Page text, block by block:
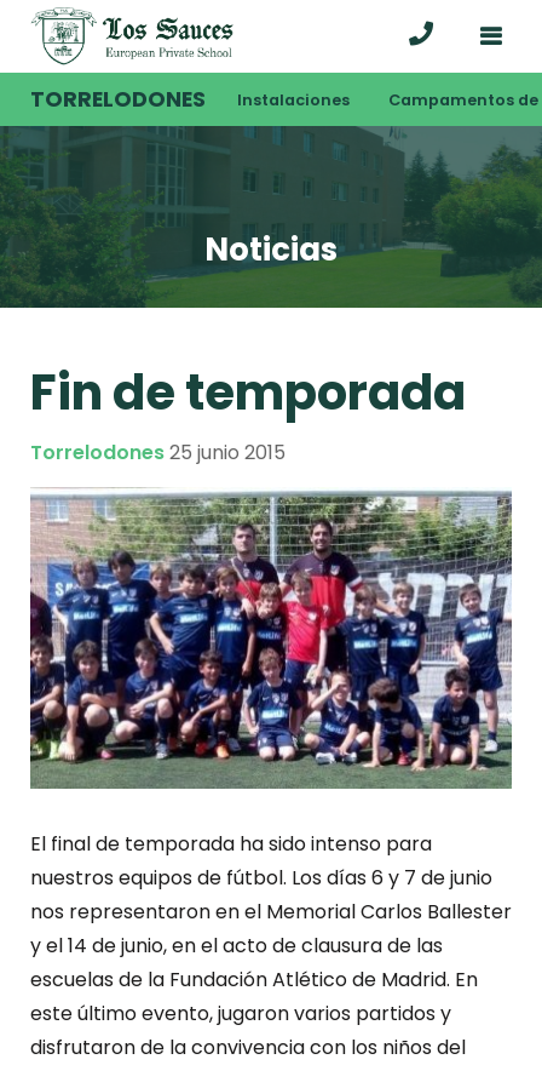
TORRELODONES Instalaciones Campamentos de
Noticias
Fin de temporada
Torrelodones25 junio 2015
El final de temporada ha sido intenso para
nuestros equipos de fútbol. Los días 6 y 7 de junio
nos representaron en el Memorial Carlos Ballester
y el 14 de junio, en el acto de clausura de las
escuelas de la Fundación Atlético de Madrid. En
este último evento, jugaron varios partidos y
disfrutaron de la convivencia con los niños del